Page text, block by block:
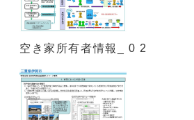
空き家所有者情報_ 0 2